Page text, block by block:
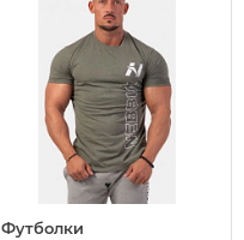
Футболки